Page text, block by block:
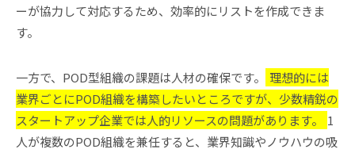
ーが協力して対応するため、効率的にリストを作成できま
す。
一方で、POD型組織の課題は人材の確保です。
理想的には
業界ごとにPOD組織を構築したいところですが、少数精鋭の
スタートアップ企業では人的リソースの問題があります。
1
人が複数のPOD組織を兼任すると、業界知識やノウハウの吸